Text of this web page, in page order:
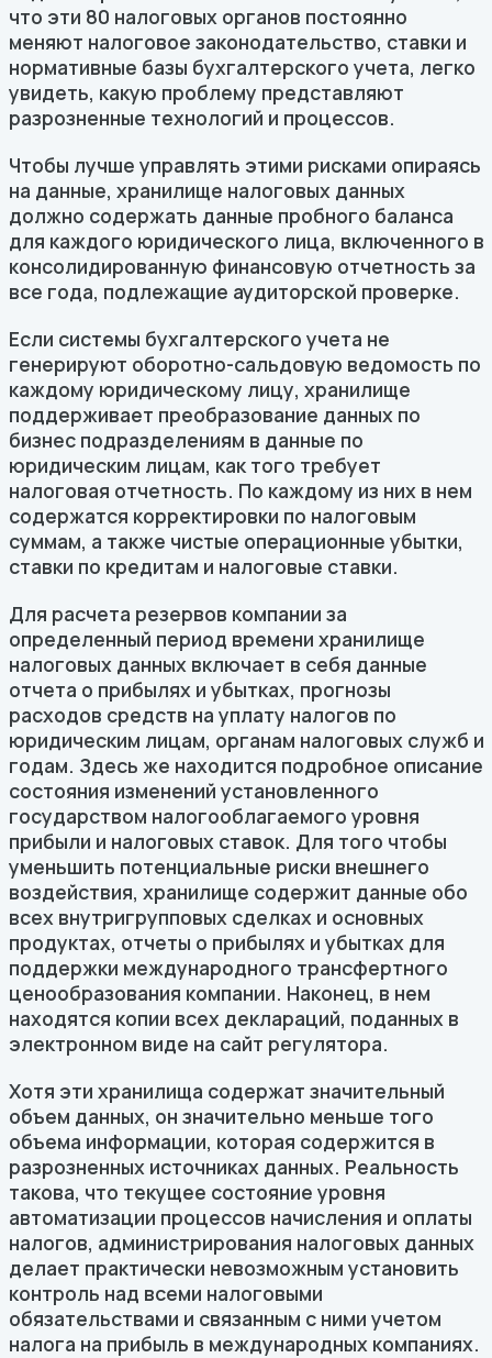
что эти 80 налоговых органов постоянно
меняют налоговое законодательство, ставки и
нормативные базы бухгалтерского учета, легко
увидеть, какую проблему представляют
разрозненные технологий и процессов.
Чтобы лучше управлять этими рисками опираясь
на данные, хранилище налоговых данных
должно содержать данные пробного баланса
для каждого юридического лица, включенного в
консолидированную финансовую отчетность за
все года, подлежащие аудиторской проверке.
Если системы бухгалтерского учета не
генерируют оборотно-сальдовую ведомость по
каждому юридическому лицу, хранилище
поддерживает преобразование данных по
бизнес подразделениям в данные по
юридическим лицам, как того требует
налоговая отчетность. По каждому из них в нем
содержатся корректировки по налоговым
суммам, а также чистые операционные убытки,
ставки по кредитам и налоговые ставки.
Для расчета резервов компании за
определенный период времени хранилище
налоговых данных включает в себя данные
отчета о прибылях и убытках, прогнозы
расходов средств на уплату налогов по
юридическим лицам, органам налоговых служб и
годам. Здесь же находится подробное описание
состояния изменений установленного
государством налогооблагаемого уровня
прибыли и налоговых ставок. Для того чтобы
уменьшить потенциальные риски внешнего
воздействия, хранилище содержит данные обо
всех внутригрупповых сделках и основных
продуктах, отчеты о прибылях и убытках для
поддержки международного трансфертного
ценообразования компании. Наконец, в нем
находятся копии всех деклараций, поданных в
электронном виде на сайт регулятора.
Хотя эти хранилища содержат значительный
объем данных, он значительно меньше того
объема информации, которая содержится в
разрозненных источниках данных. Реальность
такова, что текущее состояние уровня
автоматизации процессов начисления и оплаты
налогов, администрирования налоговых данных
делает практически невозможным установить
контроль над всеми налоговыми
обязательствами и связанным с ними учетом
налога на прибыль в международных компаниях.